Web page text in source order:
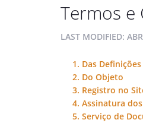
Termos e
LAST MODIFIED:
1. Das Definições
2. Do Objeto
3. Registro no
4. Assinatura
5. Serviço de